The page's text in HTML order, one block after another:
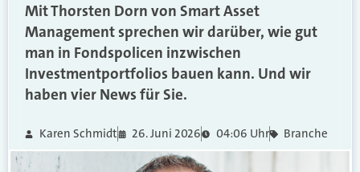
Mit Thorsten Dorn von Smart Asset
Management sprechen wir darüber, wie gut
man in Fondspolicen inzwischen
Investmentportfolios bauen kann. Und wir
haben vier News für Sie.
Karen Schmidt 26. Juni 2026 04:06 Uhr Branche